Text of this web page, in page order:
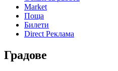
Market
Поща
Билети
Direct Реклама
Градове